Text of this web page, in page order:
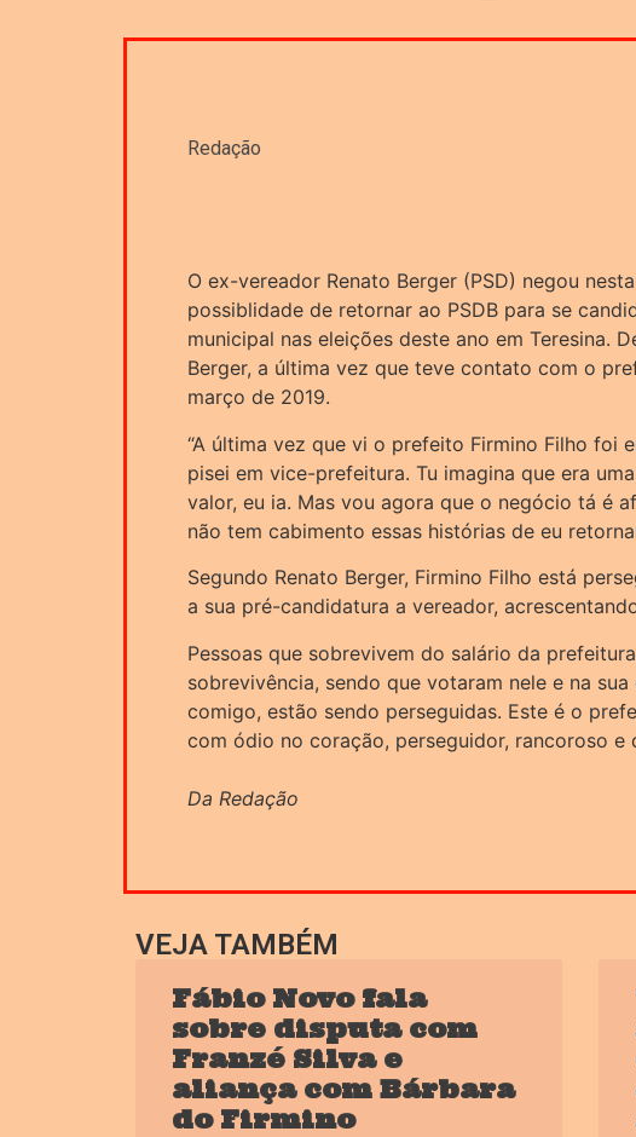
Redação
O ex-vereador Renato Berger (PSD) negou
possiblidade de retornar ao PSDB para se
municipal nas eleições deste ano em Teresina.
Berger, a última vez que teve contato com o
março de 2019.
“A última vez que vi o prefeito Firmino Filho foi
pisei em vice-prefeitura. Tu imagina que era
valor, eu ia. Mas vou agora que o negócio tá é
não tem cabimento essas histórias de eu
Segundo Renato Berger, Firmino Filho está
a sua pré-candidatura a vereador,
Pessoas que sobrevivem do salário da
sobrevivência, sendo que votaram nele e na
comigo, estão sendo perseguidas. Este é o
com ódio no coração, perseguidor, rancoroso e
Da Redação
VEJA TAMBÉM
Fábio Novo fala
sobre disputa com
Franzé Silva e
aliança com Bárbara
do Firmino